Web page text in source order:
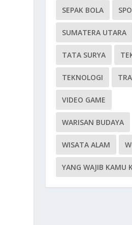
SEPAK BOLA
SUMATERA UTARA
TATA SURYA
TEKNOLOGI
VIDEO GAME
WARISAN BUDAYA
WISATA ALAM
YANG WAJIB KAMU